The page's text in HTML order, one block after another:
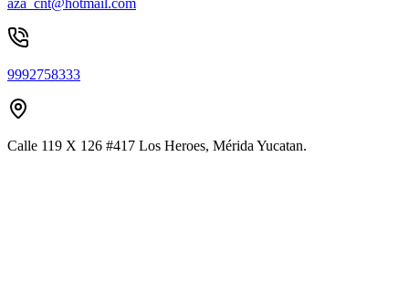
aza_cnt@hotmail.com
9992758333
Calle 119 X 126 #417 Los Heroes, Mérida Yucatan.